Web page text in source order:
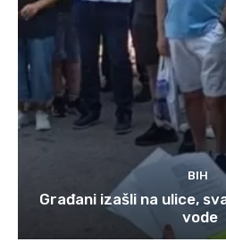
BIH
Građani izašli na ulice,
vode